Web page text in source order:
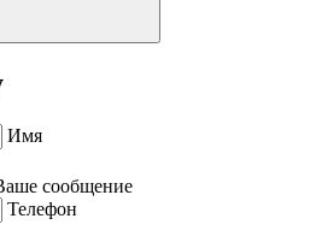
Имя
сообщение
Телефон